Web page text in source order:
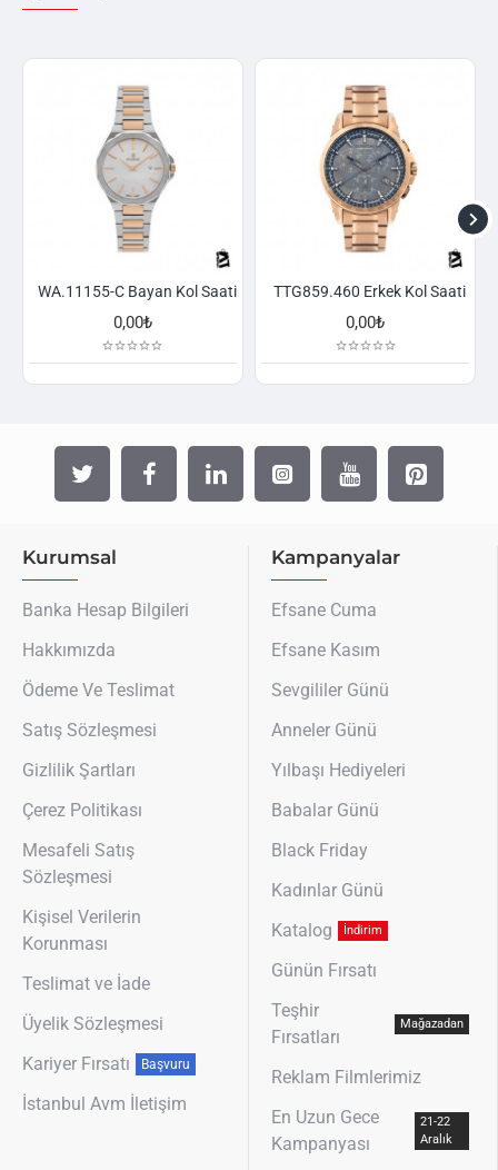
WA.11155-C Bayan Kol Saati
0,00₺
TTG859.460 Erkek Kol Saati
0,00₺
Kurumsal
Banka Hesap Bilgileri
Hakkımızda
Ödeme Ve Teslimat
Satış Sözleşmesi
Gizlilik Şartları
Çerez Politikası
Mesafeli Satış
Sözleşmesi
Kişisel Verilerin
Korunması
Teslimat ve İade
Üyelik Sözleşmesi
Kariyer Fırsatı
Başvuru
İstanbul Avm İletişim
Kampanyalar
Efsane Cuma
Efsane Kasım
Sevgililer Günü
Anneler Günü
Yılbaşı Hediyeleri
Babalar Günü
Black Friday
Kadınlar Günü
Katalog
İndirim
Günün Fırsatı
Teşhir
Fırsatları
Mağazadan
Reklam Filmlerimiz
En Uzun Gece
Kampanyası
21-22
Aralık